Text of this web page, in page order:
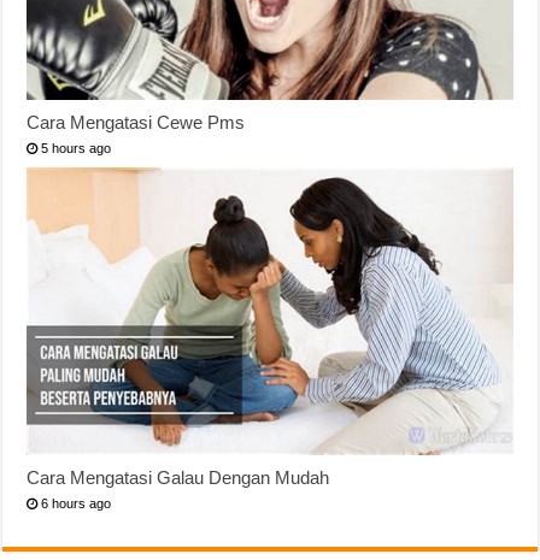
Cara Mengatasi Cewe Pms
5 hours ago
Cara Mengatasi Galau Dengan Mudah
6 hours ago